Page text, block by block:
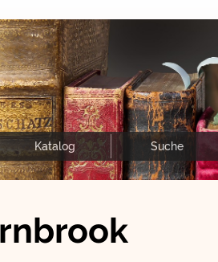
Katalog Suche